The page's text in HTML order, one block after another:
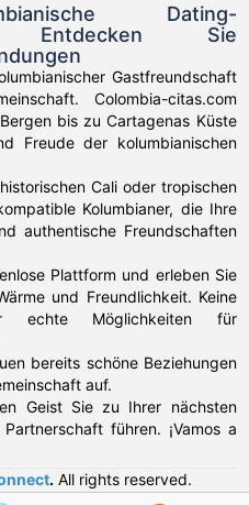
Dating-
Entdecken Sie
Gastfreundschaft
Colombia-citas.com
bis zu Cartagenas Küste
Freude der kolumbianischen
Cali oder tropischen
Kolumbianer, die Ihre
authentische Freundschaften
Plattform und erleben Sie
und Freundlichkeit. Keine
echte Möglichkeiten für
bereits schöne Beziehungen
auf.
Geist Sie zu Ihrer nächsten
führen. ¡Vamos a
. All rights reserved.